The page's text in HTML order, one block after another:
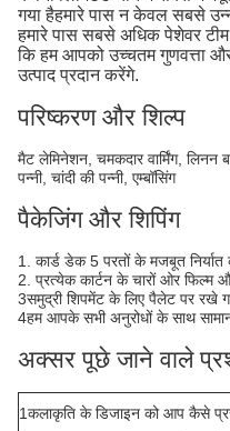
गया हैहमारे पास न केवल सबसे
हमारे पास सबसे अधिक पेशेवर टीम
कि हम आपको उच्चतम गुणवत्ता
उत्पाद प्रदान करेंगे.
परिष्करण और शिल्प
मैट लेमिनेशन, चमकदार वार्मिंग, लिनन
पन्नी, चांदी की पन्नी, एम्बॉसिंग
पैकेजिंग और शिपिंग
1. कार्ड डेक 5 परतों के मजबूत निर्यात
2. प्रत्येक कार्टन के चारों ओर फिल्म
3समुद्री शिपमेंट के लिए पैलेट पर रखे
4हम आपके सभी अनुरोधों के साथ
अक्सर पूछे जाने वाले
1कलाकृति के डिजाइन को आप कैसे